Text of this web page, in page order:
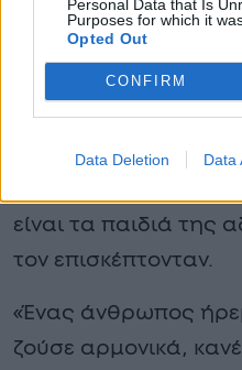
Personal Data that Is
Purposes for which it
Opted Out
CONFIRM
Data Deletion Data
από εδώ να πάρει
δικαιωθεί».
Η οικογένειά του,
του «Live News»,
είναι τα παιδιά της
τον επισκέπτονταν.
«Ένας άνθρωπος
ζούσε αρμονικά,